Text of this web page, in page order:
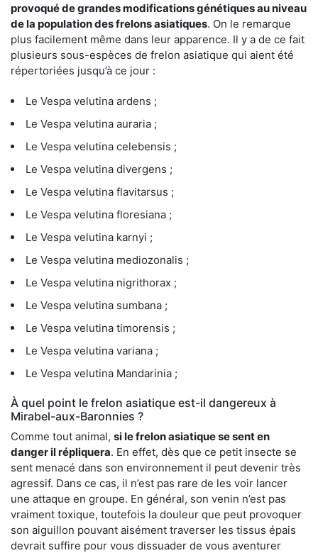
provoqué de grandes modifications génétiques au niveau
de la population des frelons asiatiques. On le remarque
plus facilement même dans leur apparence. Il y a de ce fait
plusieurs sous-espèces de frelon asiatique qui aient été
répertoriées jusqu’à ce jour :
Le Vespa velutina ardens ;
Le Vespa velutina auraria ;
Le Vespa velutina celebensis ;
Le Vespa velutina divergens ;
Le Vespa velutina flavitarsus ;
Le Vespa velutina floresiana ;
Le Vespa velutina karnyi ;
Le Vespa velutina mediozonalis ;
Le Vespa velutina nigrithorax ;
Le Vespa velutina sumbana ;
Le Vespa velutina timorensis ;
Le Vespa velutina variana ;
Le Vespa velutina Mandarinia ;
À quel point le frelon asiatique est-il dangereux à
Mirabel-aux-Baronnies ?
Comme tout animal, si le frelon asiatique se sent en
danger il répliquera. En effet, dès que ce petit insecte se
sent menacé dans son environnement il peut devenir très
agressif. Dans ce cas, il n’est pas rare de les voir lancer
une attaque en groupe. En général, son venin n’est pas
vraiment toxique, toutefois la douleur que peut provoquer
son aiguillon pouvant aisément traverser les tissus épais
devrait suffire pour vous dissuader de vous aventurer